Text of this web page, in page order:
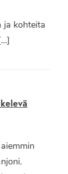
ja kohteita